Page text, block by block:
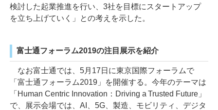
検討した起業推進を行い、3社を目標にスタートアップ
を立ち上げていく」との考えを示した。
富士通フォーラム2019の注目展示を紹介
なお富士通では、5月17日に東京国際フォーラムで
「富士通フォーラム2019」を開催する。今年のテーマは
「Human Centric Innovation：Driving a Trusted Future」
で、展示会場では、AI、5G、製造、モビリティ、デジタ